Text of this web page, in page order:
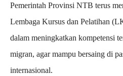
Pemerintah Provinsi NTB terus
Lembaga Kursus dan Pelatihan
dalam meningkatkan kompetensi
migran, agar mampu bersaing di
internasional.